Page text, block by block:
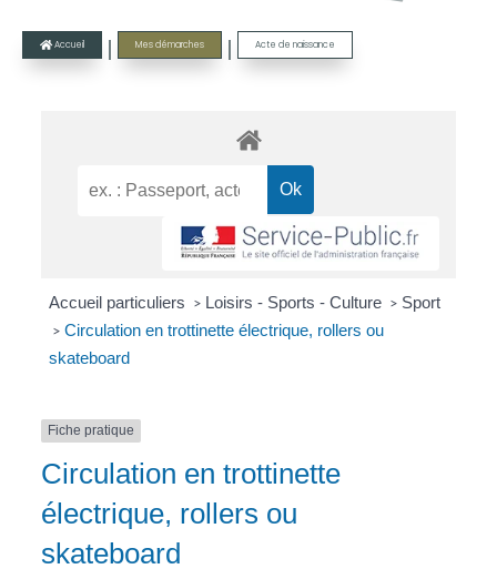
 Accueil | Mes démarches | Acte de naissance
Accueil particuliers > Loisirs - Sports - Culture > Sport
> Circulation en trottinette électrique, rollers ou
skateboard
Fiche pratique
Circulation en trottinette
électrique, rollers ou
skateboard